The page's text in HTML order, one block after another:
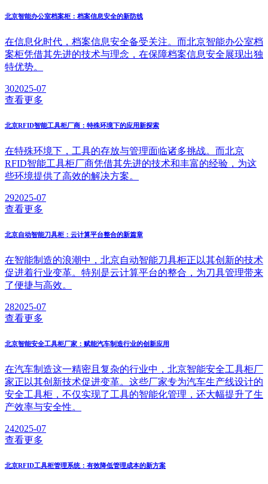
北京智能办公室档案柜：档案信息安全的新防线
在信息化时代，档案信息安全备受关注。而北京智能办公室档
案柜凭借其先进的技术与理念，在保障档案信息安全展现出独
特优势。
302025-07
查看更多
北京RFID智能工具柜厂商：特殊环境下的应用新探索
在特殊环境下，工具的存放与管理面临诸多挑战。而北京
RFID智能工具柜厂商凭借其先进的技术和丰富的经验，为这
些环境提供了高效的解决方案。
292025-07
查看更多
北京自动智能刀具柜：云计算平台整合的新篇章
在智能制造的浪潮中，北京自动智能刀具柜正以其创新的技术
促进着行业变革。特别是云计算平台的整合，为刀具管理带来
了便捷与高效。
282025-07
查看更多
北京智能安全工具柜厂家：赋能汽车制造行业的创新应用
在汽车制造这一精密且复杂的行业中，北京智能安全工具柜厂
家正以其创新技术促进变革。这些厂家专为汽车生产线设计的
安全工具柜，不仅实现了工具的智能化管理，还大幅提升了生
产效率与安全性。
242025-07
查看更多
北京RFID工具柜管理系统：有效降低管理成本的新方案